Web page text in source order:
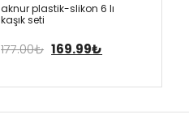
aknur plasti̇k-sli̇kon 6 li
kaşik seti̇
177.00₺ 169.99₺